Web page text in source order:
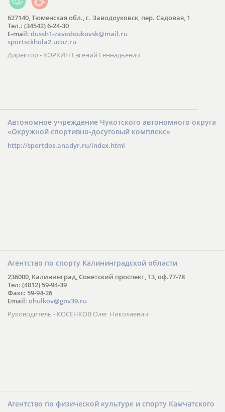
627140, Тюменская обл., г. Заводоуковск, пер. Садовая, 1
Тел.: (34542) 6-24-30
​E-mail: dussh1-zavodoukovsk@mail.ru
sportsckhola2.ucoz.ru
Директор - КОРКИН Евгений Геннадьевич
Автономное учреждение Чукотского автономного округа
«Окружной спортивно-досуговый комплекс»
http://sportdos.anadyr.ru/index.html
Агентство по спорту Калининградской области
236000, Калининград, Советский проспект, 13, оф.77-78
Тел: (4012) 59-94-39
Факс: 59-94-26
Email: ohulkov@gov39.ru
Руководитель - КОСЕНКОВ Олег Николаевич
Агентство по физической культуре и спорту Камчатского